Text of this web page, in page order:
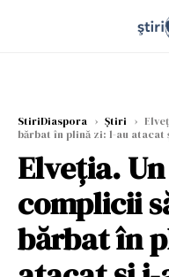
StiriDiaspora › Știri ›
bărbat în plină zi: l-au atacat
Elveția.
complicii
bărbat în